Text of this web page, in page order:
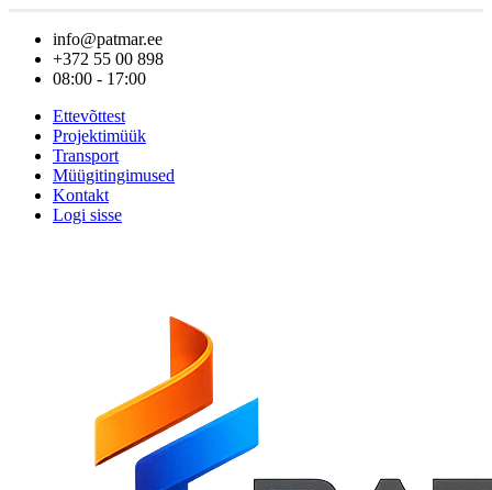
info@patmar.ee
+372 55 00 898
08:00 - 17:00
Ettevõttest
Projektimüük
Transport
Müügitingimused
Kontakt
Logi sisse